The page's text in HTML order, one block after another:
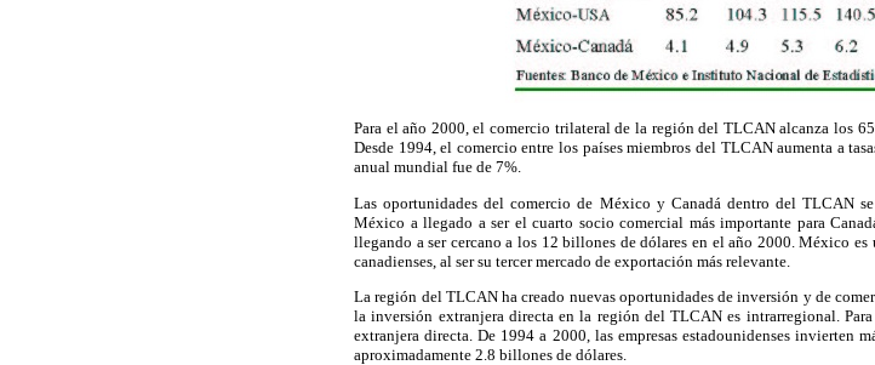
Para el año 2000, el comercio trilateral de la región del TLCAN alcanza los
Desde 1994, el comercio entre los países miembros del TLCAN aumenta a
anual mundial fue de 7%.
Las oportunidades del comercio de México y Canadá dentro del TLCAN
México a llegado a ser el cuarto socio comercial más importante para
llegando a ser cercano a los 12 billones de dólares en el año 2000. México
canadienses, al ser su tercer mercado de exportación más relevante.
La región del TLCAN ha creado nuevas oportunidades de inversión y de
la inversión extranjera directa en la región del TLCAN es intrarregional.
extranjera directa. De 1994 a 2000, las empresas estadounidenses invierten
aproximadamente 2.8 billones de dólares.